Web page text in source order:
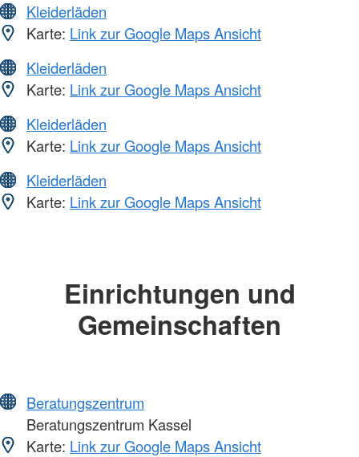
Kleiderläden
Karte: Link zur Google Maps Ansicht
Kleiderläden
Karte: Link zur Google Maps Ansicht
Kleiderläden
Karte: Link zur Google Maps Ansicht
Kleiderläden
Karte: Link zur Google Maps Ansicht
Einrichtungen und
Gemeinschaften
Beratungszentrum
Beratungszentrum Kassel
Karte: Link zur Google Maps Ansicht